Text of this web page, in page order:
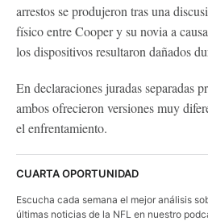
arrestos se produjeron tras una
físico entre Cooper y su novia a
los dispositivos resultaron dañados
En declaraciones juradas separadas
ambos ofrecieron versiones muy
el enfrentamiento.
CUARTA OPORTUNIDAD
Escucha cada semana el mejor análisis
últimas noticias de la NFL en nuestro